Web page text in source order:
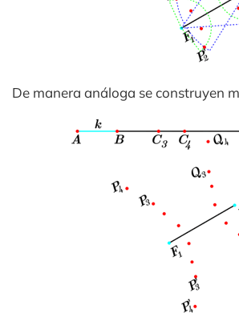
De manera análoga se construyen